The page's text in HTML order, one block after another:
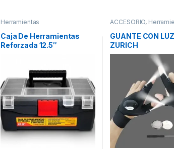
Herramientas
Caja De Herramientas
Reforzada 12.5″
ACCESORIO,
GUANTE CON
ZURICH